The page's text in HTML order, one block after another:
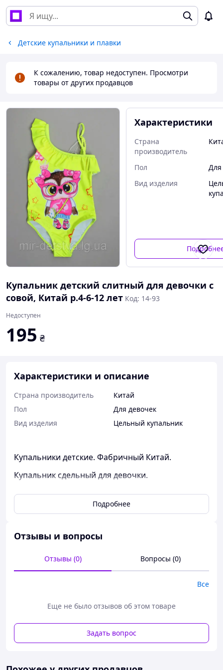
Детские купальники и плавки
К сожалению, товар недоступен. Просмотри
товары от других продавцов
Характеристики
Страна
производитель
Пол
Для
Вид изделия
Купальник детский слитный для девочки с
совой, Китай р.4-6-12 лет Код: 14-93
Недоступен
195 ₴
Характеристики и описание
Страна производитель
Китай
Пол
Для девочек
Вид изделия
Цельный купальник
Купальники детские. Фабричный Китай.
Купальник сдельный для девочки.
Размеры 4, 6,12 лет.
Подробнее
Отзывы и вопросы
Отзывы (0) Вопросы (0)
Все
Еще не было отзывов об этом товаре
Задать вопрос